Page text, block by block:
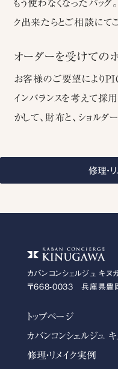
もう使わなくなったバッグ
ク出来たらとご相談にて
オーダーを受けてのポ
お客様のご要望により
インバランスを考えて採
かして、財布と、ショル
修理・
カバンコンシェルジュ キヌ
〒668-0033 兵庫県豊
トップページ
カバンコンシェルジュ
修理・リメイク実例